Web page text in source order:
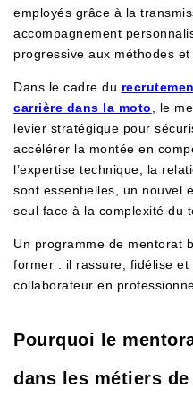
employés grâce à la
accompagnement
progressive aux méthodes et
Dans le cadre du
carrière dans la moto , le
levier stratégique pour
accélérer la montée en
l’expertise technique, la
sont essentielles, un nouvel
seul face à la complexité du
Un programme de mentorat
former : il rassure, fidélise et
collaborateur en
Pourquoi le
dans les métiers